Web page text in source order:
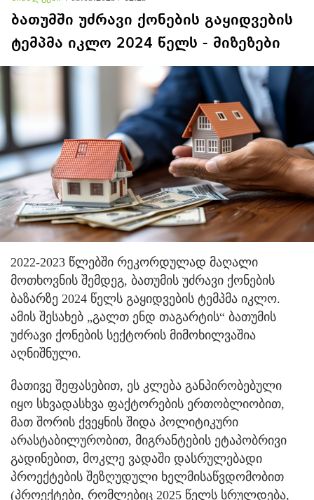
ბათუმში უძრავი ქონების გაყიდვების
ტემპმა იკლო 2024 წელს - მიზეზები
2022-2023 წლებში რეკორდულად მაღალი
მოთხოვნის შემდეგ, ბათუმის უძრავი ქონების
ბაზარზე 2024 წელს გაყიდვების ტემპმა იკლო.
ამის შესახებ „გალთ ენდ თაგარტის“ ბათუმის
უძრავი ქონების სექტორის მიმოხილვაშია
აღნიშნული.
მათივე შეფასებით, ეს კლება განპირობებული
იყო სხვადასხვა ფაქტორების ერთობლიობით,
მათ შორის ქვეყნის შიდა პოლიტიკური
არასტაბილურობით, მიგრანტების ეტაპობრივი
გადინებით, მოკლე ვადაში დასრულებადი
პროექტების შეზღუდული ხელმისაწვდომობით
(პროექტები, რომლებიც 2025 წელს სრულდება,